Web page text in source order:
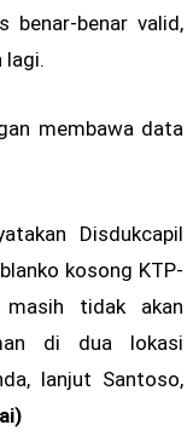
benar-benar valid,
lagi.
membawa data
Disdukcapil
kosong KTP-
tidak akan
di dua lokasi
lanjut Santoso,